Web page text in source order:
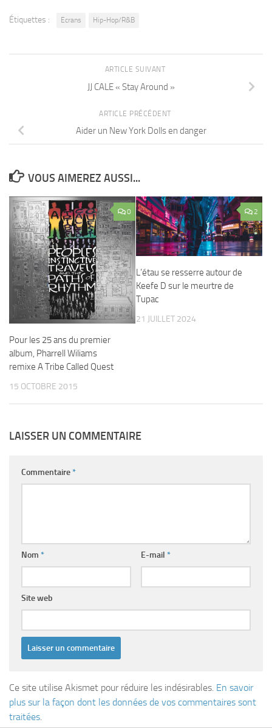
Étiquettes : Ecrans Hip-Hop/R&B
ARTICLE SUIVANT
JJ CALE « Stay Around »
ARTICLE PRÉCÉDENT
Aider un New York Dolls en danger
VOUS AIMEREZ AUSSI...
0
Pour les 25 ans du premier
album, Pharrell Wiliams
remixe A Tribe Called Quest
15 OCTOBRE 2015
2
L’étau se resserre autour de
Keefe D sur le meurtre de
Tupac
21 JUILLET 2024
LAISSER UN COMMENTAIRE
Commentaire*
Nom * E-mail *
Site web
Ce site utilise Akismet pour réduire les indésirables. En savoir
plus sur la façon dont les données de vos commentaires sont
traitées